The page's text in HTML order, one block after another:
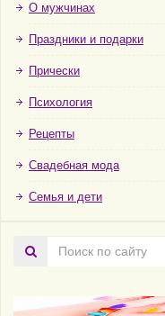
О мужчинах
Праздники и подарки
Прически
Психология
Рецепты
Свадебная мода
Семья и дети
Поиск
по